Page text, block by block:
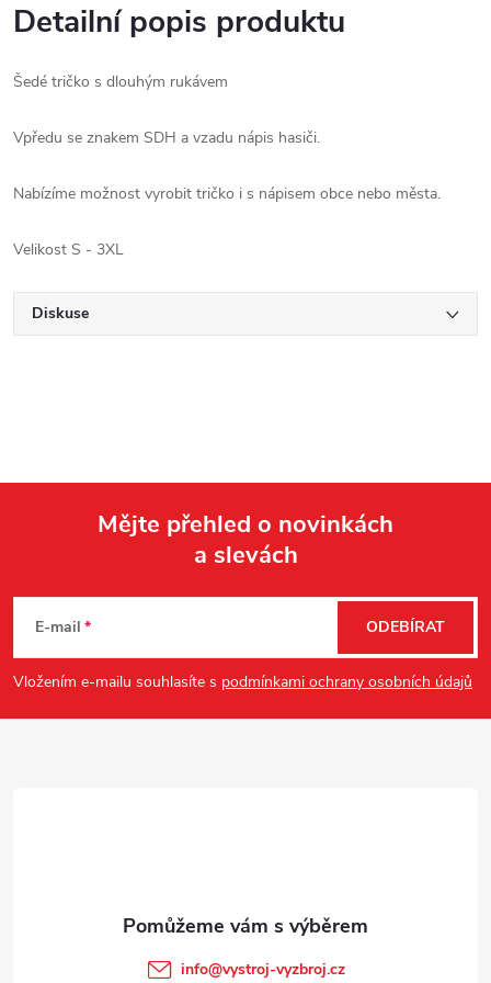
Detailní popis produktu
Šedé tričko s dlouhým rukávem
Vpředu se znakem SDH a vzadu nápis hasiči.
Nabízíme možnost vyrobit tričko i s nápisem obce nebo města.
Velikost S - 3XL
Diskuse
p
a
Mějte přehled o novinkách
a slevách
E-mail
Vložením e-mailu souhlasíte s podmínkami ochrany osobních údajů
ODEBÍRAT
info@vystroj-vyzbroj.cz